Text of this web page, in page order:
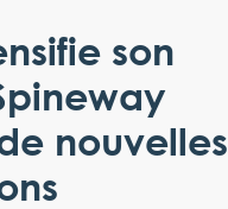
son
nouvelles